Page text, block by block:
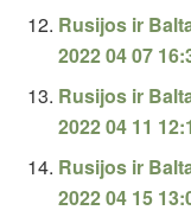
Rusijos ir
2022 04 07
Rusijos ir
2022 04 11
Rusijos ir
2022 04 15